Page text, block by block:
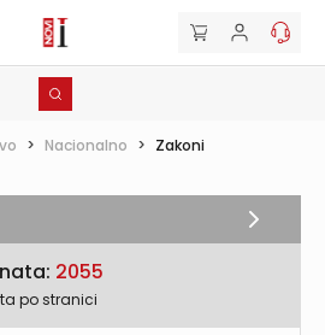
> Nacionalno > Zakoni
2055
po stranici